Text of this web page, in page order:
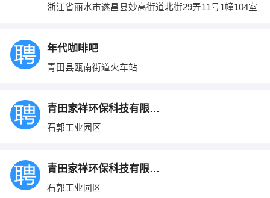
浙江省丽水市遂昌县妙高街道北街29弄11号1幢104室
年代咖啡吧
青田县瓯南街道火车站
青田家祥环保科技有限公司
石郭工业园区
青田家祥环保科技有限公司
石郭工业园区